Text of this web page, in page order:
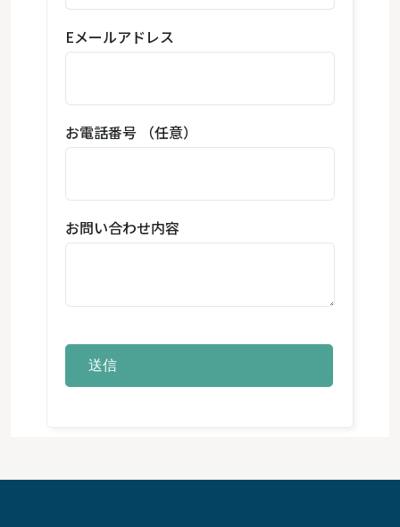
Eメールアドレス
お電話番号 （任意）
お問い合わせ内容